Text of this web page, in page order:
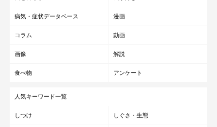
病気・症状データベース 漫画
コラム 動画
画像 解説
食べ物 アンケート
人気キーワード一覧
しつけ しぐさ・生態